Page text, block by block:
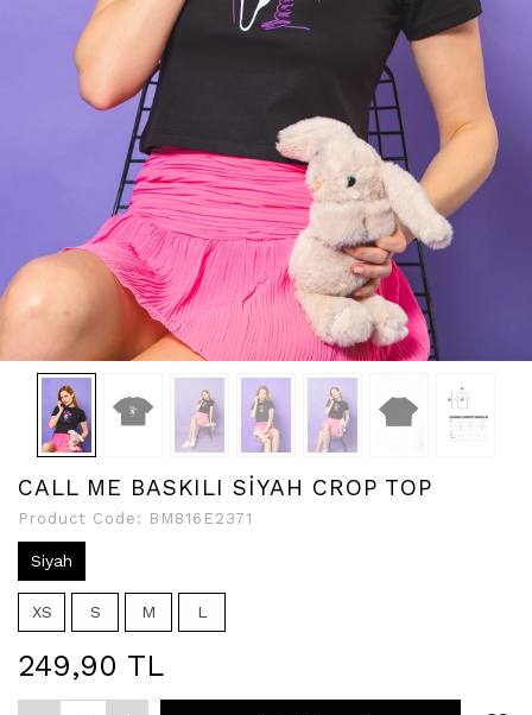
CALL ME BASKILI SİYAH CROP TOP
Product Code: BM816E2371
Siyah
XS S M L
249,90 TL